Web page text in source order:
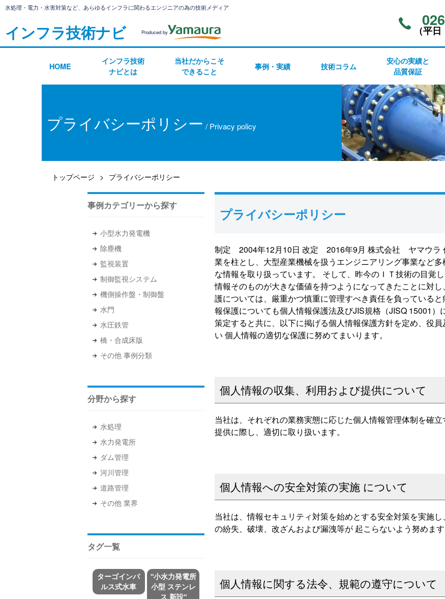
水処理・電力・水害対策など、あらゆるインフラに関わるエンジニアの為の技術メディア
インフラ技術ナビ Produced by （平
HOME
インフラ技術
ナビとは
当社だからこそ
できること
事例・実績 技術コラム
安心の実績と
品質保証
プライバシーポリシー / Privacy policy
トップページ プライバシーポリシー
事例カテゴリーから探す
小型水力発電機
除塵機
監視装置
制御監視システム
機側操作盤・制御盤
水門
水圧鉄管
橋・合成床版
その他 事例分類
分野から探す
水処理
水力発電所
ダム管理
河川管理
道路管理
その他 業界
タグ一覧
ターゴインパ
ルス式水車
"小水力発電所
小型 ステンレ
ス 新設"
プライバシーポリシー
制定 2004年12月10日 改定 2016年9月 株式会社 ヤマウラ
業を柱とし、大型産業機械を扱うエンジニアリング事業など
な情報を取り扱っています。 そして、昨今のＩＴ技術の目覚
情報そのものが大きな価値を持つようになってきたことに対
護については、厳重かつ慎重に管理すべき責任を負っている
報保護についても個人情報保護法及びJIS規格（JISQ 15001
策定すると共に、以下に掲げる個人情報保護方針を定め、役
い 個人情報の適切な保護に努めてまいります。
個人情報の収集、利用および提供について
当社は、それぞれの業務実態に応じた個人情報管理体制を確
提供に際し、適切に取り扱います。
個人情報への安全対策の実施 について
当社は、情報セキュリティ対策を始めとする安全対策を実施
の紛失、破壊、改ざんおよび漏洩等が 起こらないよう努めます
個人情報に関する法令、規範の遵守について